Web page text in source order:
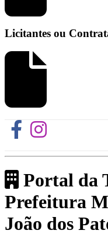
Licitantes ou
Portal da
Prefeitura
João dos